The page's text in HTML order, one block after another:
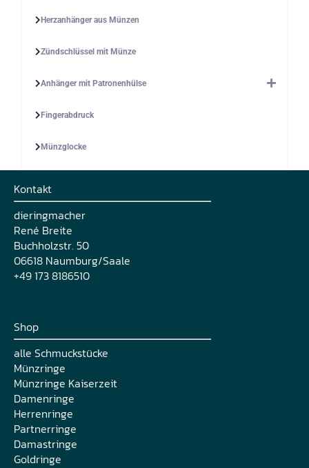
Herzanhänger aus Münzen
Zündschlüssel mit Münze
Anhänger mit Patronenhülse
Fingerabdruck
Münzglocke
Kontakt
dieringmacher
René Breite
Buchholzstr. 50
06618 Naumburg/Saale
+49 173 8186510
Shop
alle Schmuckstücke
Münzringe
Münzringe Kaiserzeit
Damenringe
Herrenringe
Partnerringe
Damastringe
Goldringe